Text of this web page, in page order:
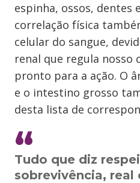
espinha, ossos, dentes
correlação física
celular do sangue,
renal que regula nosso
pronto para a ação. O
e o intestino grosso
desta lista de
Tudo que diz
sobrevivência, real